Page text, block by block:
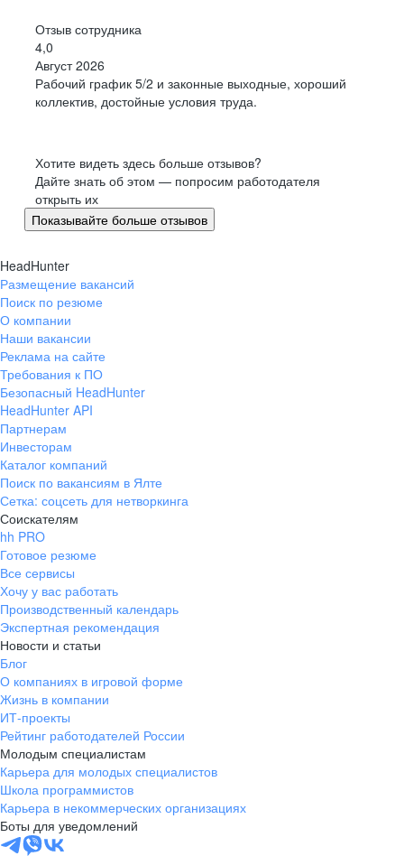
Отзыв сотрудника
4,0
Август 2026
Рабочий график 5/2 и законные выходные, хороший
коллектив, достойные условия труда.
Хотите видеть здесь больше отзывов?
Дайте знать об этом — попросим работодателя
открыть их
Показывайте больше отзывов
HeadHunter
Размещение вакансий
Поиск по резюме
О компании
Наши вакансии
Реклама на сайте
Требования к ПО
Безопасный HeadHunter
HeadHunter API
Партнерам
Инвесторам
Каталог компаний
Поиск по вакансиям в Ялте
Сетка: соцсеть для нетворкинга
Соискателям
hh PRO
Готовое резюме
Все сервисы
Хочу у вас работать
Производственный календарь
Экспертная рекомендация
Новости и статьи
Блог
О компаниях в игровой форме
Жизнь в компании
ИТ-проекты
Рейтинг работодателей России
Молодым специалистам
Карьера для молодых специалистов
Школа программистов
Карьера в некоммерческих организациях
Боты для уведомлений